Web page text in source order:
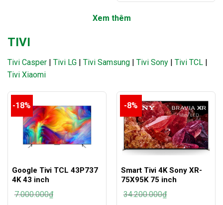
tại
Xem thêm
TIVI
Tivi Casper | Tivi LG | Tivi Samsung | Tivi Sony | Tivi TCL |
Tivi Xiaomi
-18%
Google Tivi TCL 43P737
4K 43 inch
7.000.000₫
-8%
Smart Tivi 4K Sony XR-
75X95K 75 inch
34.200.000₫